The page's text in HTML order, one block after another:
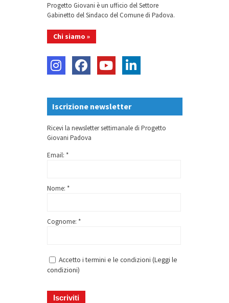
Progetto Giovani è un ufficio del Settore
Gabinetto del Sindaco del Comune di Padova.
Chi siamo »
Iscrizione newsletter
Ricevi la newsletter settimanale di Progetto
Giovani Padova
Email: *
Nome: *
Cognome: *
Accetto i termini e le condizioni (Leggi le
condizioni)